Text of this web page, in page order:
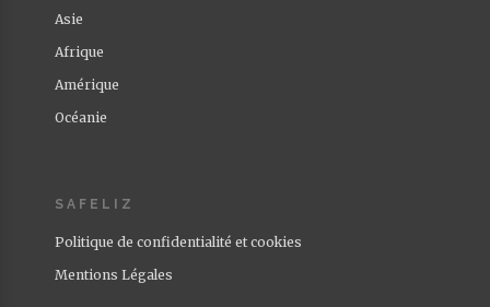
Asie
Afrique
Amérique
Océanie
SAFELIZ
Politique de confidentialité et cookies
Mentions Légales